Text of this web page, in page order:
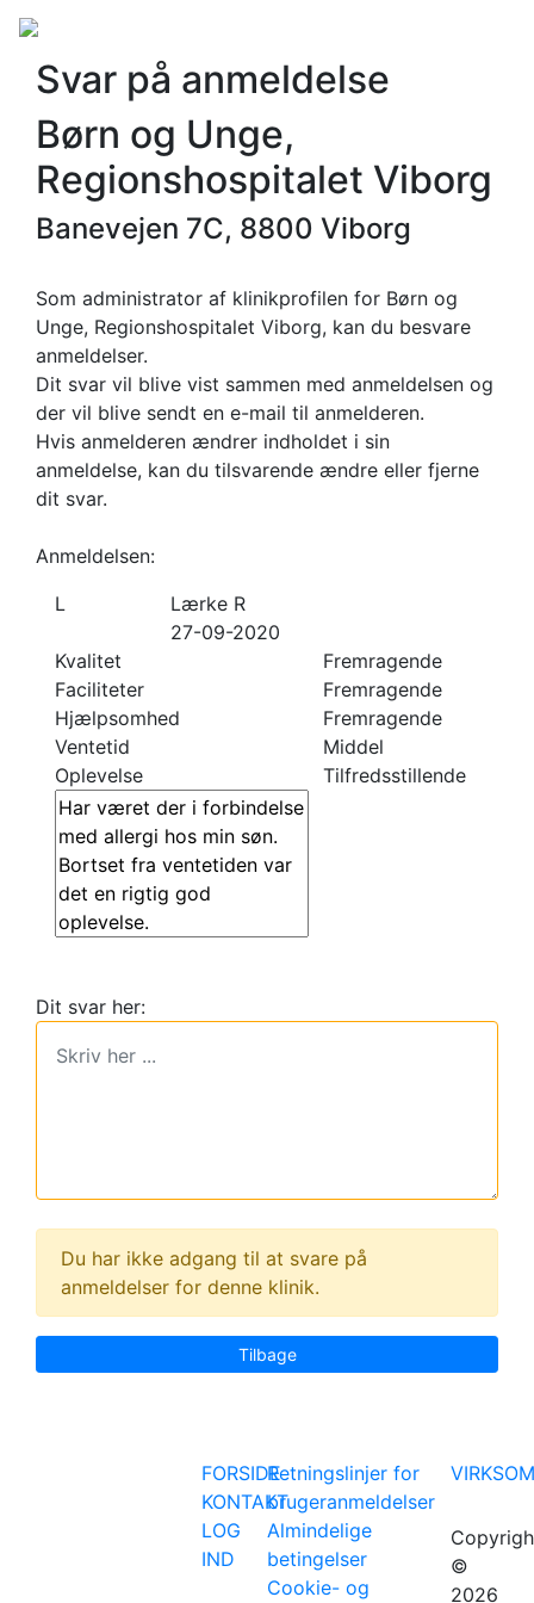
Svar på anmeldelse
Børn og Unge,
Regionshospitalet Viborg
Banevejen 7C, 8800 Viborg
Som administrator af klinikprofilen for Børn og
Unge, Regionshospitalet Viborg, kan du besvare
anmeldelser.
Dit svar vil blive vist sammen med anmeldelsen og
der vil blive sendt en e-mail til anmelderen.
Hvis anmelderen ændrer indholdet i sin
anmeldelse, kan du tilsvarende ændre eller fjerne
dit svar.
Anmeldelsen:
L
Lærke R
27-09-2020
Kvalitet
Fremragende
Faciliteter
Fremragende
Hjælpsomhed
Fremragende
Ventetid
Middel
Oplevelse
Tilfredsstillende
Dit svar her:
Du har ikke adgang til at svare på
anmeldelser for denne klinik.
Tilbage
FORSIDE
KONTAKT
LOG
IND
Retningslinjer for
brugeranmeldelser
Almindelige
betingelser
Cookie- og
©
2026